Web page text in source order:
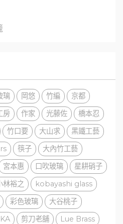
璃 岡悠 竹編
京都
房 作家 光藤佐
橋本忍
竹口要 大山求
黑鐵工藝
筷子
大內竹工藝
宮本惠 口吹玻璃
星耕硝子
林裕之
kobayashi glass
彩色玻璃
大谷桃子
剪刀老舖
Lue Brass